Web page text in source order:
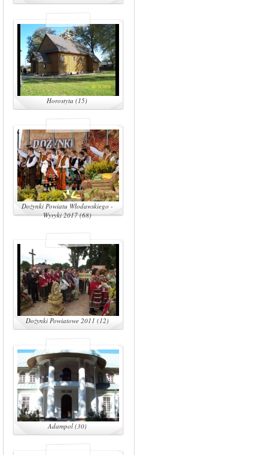
Horostyta (15)
Dożynki Powiatu Włodawskiego -
Wyryki 2017 (68)
Dożynki Powiatowe 2011 (12)
Adampol (30)